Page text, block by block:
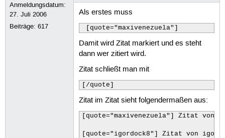
Anmeldungsdatum:
27. Juli 2006
Beiträge:617
Als erstes muss
[quote="maxivenezuela"]
Damit wird Zitat markiert und es steht
dann wer zitiert wird.
Zitat schließt man mit
[/quote]
Zitat im Zitat sieht folgendermaßen aus:
[quote="maxivenezuela"] Zitat von
[quote="igordock8"] Zitat von